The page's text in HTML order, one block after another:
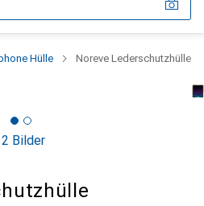
Hülle Noreve Lederschutzhülle
2 Bilder